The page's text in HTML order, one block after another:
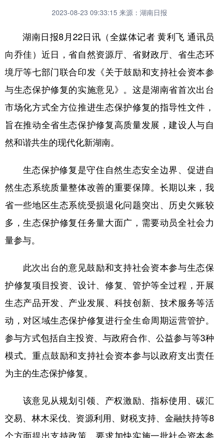
2023-08-23 09:33:15 来源：湖南日报
湖南日报8月22日讯（全媒体记者 黄利飞 通讯员
向乔佳）近日，省自然资源厅、省财政厅、省生态环
境厅等七部门联合印发《关于鼓励和支持社会资本参
与生态保护修复的实施意见》。这是湖南省首次出台
市场化方式全方位推进生态保护修复的指导性文件，
旨在推动全省生态保护修复高质量发展，建设人与自
然和谐共生的现代化新湖南。
生态保护修复是守住自然生态安全边界、促进自
然生态系统质量整体改善的重要保障。长期以来，我
省一些地区生态系统受损退化问题突出、历史欠账较
多，生态保护修复任务量大面广，需要动员全社会力
量参与。
此次出台的意见鼓励和支持社会资本参与生态保
护修复项目投资、设计、修复、管护等全过程，开展
生态产品开发、产业发展、科技创新、技术服务等活
动，对区域生态保护修复进行全生命周期运营管护。
参与方式包括自主投资、与政府合作、公益参与等3种
模式。重点鼓励和支持社会资本参与以政府支出责任
为主的生态保护修复。
该意见从规划引领、产权激励、指标使用、碳汇
交易、林木采伐、资源利用、财税支持、金融扶持等8
个方面提出支持政策，要求加快实施一批社会资本参